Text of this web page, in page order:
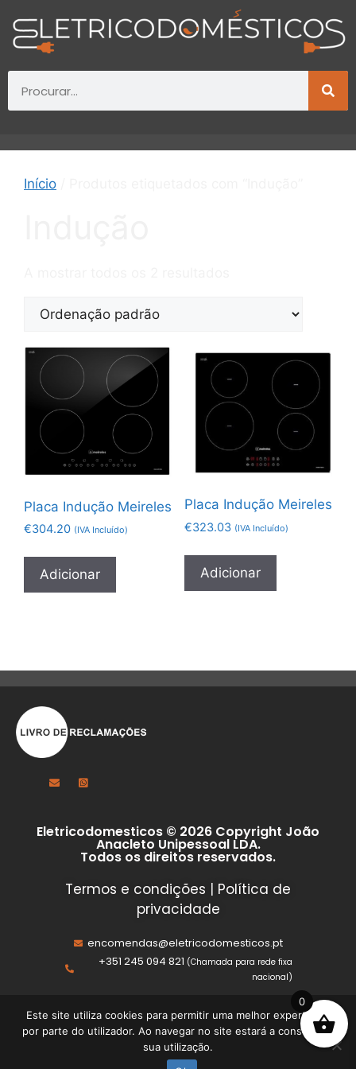
Início
Placa Indução Meireles
€304.20 (IVA Incluído)
Adicionar
Placa Indução Meireles
€323.03 (IVA Incluído)
Adicionar
Eletricodomesticos © 2026 Copyright João
Anacleto Unipessoal LDA.
Todos os direitos reservados.
Termos e condições | Política de
privacidade
encomendas@eletricodomesticos.pt
+351 245 094 821 (Chamada para rede fixa
nacional)
0
Este site utiliza cookies para permitir uma melhor experiência
por parte do utilizador. Ao navegar no site estará a consentir a
sua utilização.